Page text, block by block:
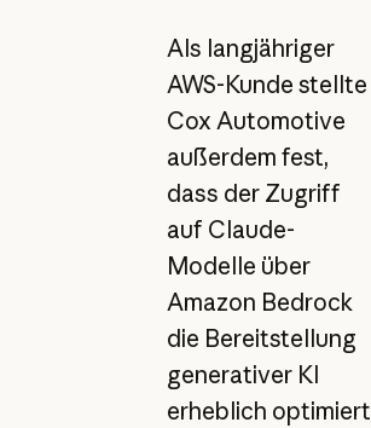
Als langjähriger
AWS-Kunde stellte
Cox Automotive
außerdem fest,
dass der Zugriff
auf Claude-
Modelle über
Amazon Bedrock
die Bereitstellung
generativer KI
erheblich optimiert